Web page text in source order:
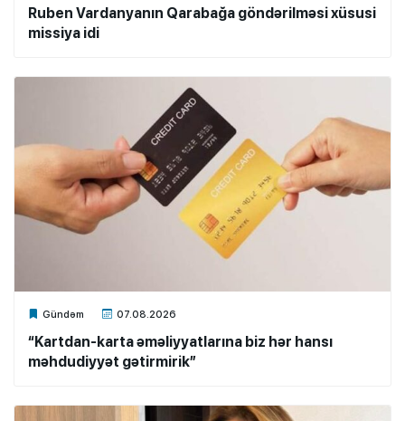
Ruben Vardanyanın Qarabağa göndərilməsi xüsusi
missiya idi
Gündəm 07.08.2026
Xalq.Online
“Kartdan-karta əməliyyatlarına biz hər hansı
məhdudiyyət gətirmirik”